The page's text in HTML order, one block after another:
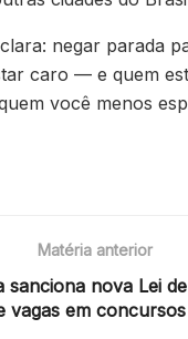
negar parada
caro — e quem
você menos
Matéria anterior
sanciona nova Lei
vagas em